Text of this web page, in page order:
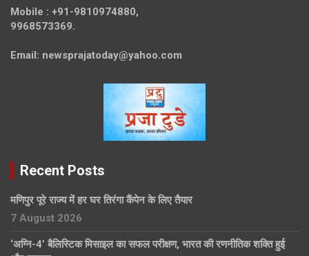
Mobile : +91-9810974880,
9968573369.
Email: newsprajatoday@yahoo.com
Recent Posts
मणिपुर पूरे राज्य में हर घर तिरंगा कैंपेन के लिए तैयार
7 August 2026
‘अग्नि-4’ बैलिस्टिक मिसाइल का सफल परीक्षण, भारत की रणनीतिक शक्ति हुई